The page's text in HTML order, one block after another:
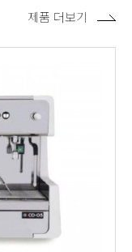
제품 더보기